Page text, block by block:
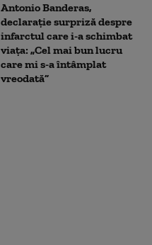
Antonio Banderas,
declarație surpriză despre
infarctul care i-a schimbat
viața: „Cel mai bun lucru
care mi s-a întâmplat
vreodată”